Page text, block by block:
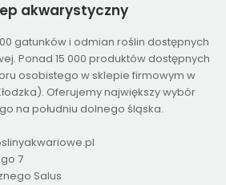
akwarystyczny
gatunków i odmian roślin dostępnych
Ponad 15 000 produktów dostępnych
osobistego w sklepie firmowym w
Oferujemy największy wybór
na południu dolnego śląska.
7
Salus